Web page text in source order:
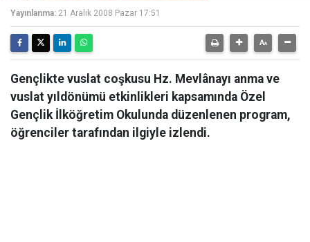
Yayınlanma: 21 Aralık 2008 Pazar 17:51
Gençlikte vuslat coşkusu Hz. Mevlânayı anma ve
vuslat yıldönümü etkinlikleri kapsamında Özel
Gençlik İlköğretim Okulunda düzenlenen program,
öğrenciler tarafından ilgiyle izlendi.